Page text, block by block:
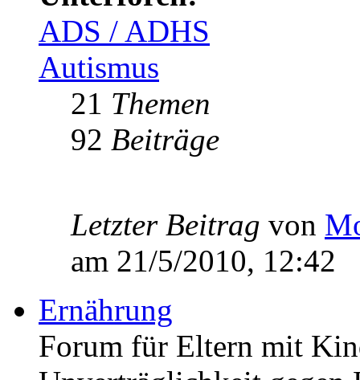
ADS / ADHS
Autismus
21 Themen
92 Beiträge
Letzter Beitrag von
am 21/5/2010, 12:42
Ernährung
Forum für Eltern mit